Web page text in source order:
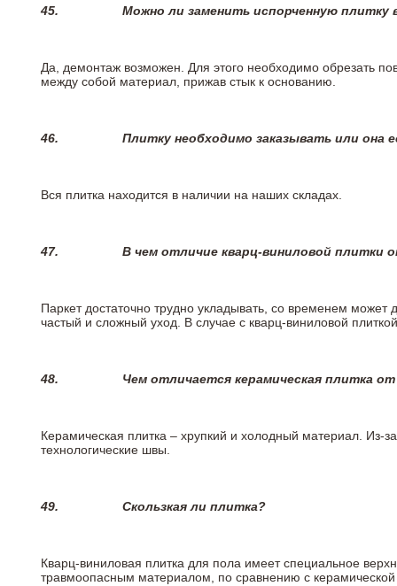
45. Можно ли заменить испорченную плитку
Да, демонтаж возможен. Для этого необходимо обрезать
между собой материал, прижав стык к основанию.
46. Плитку необходимо заказывать или она
Вся плитка находится в наличии на наших складах.
47. В чем отличие кварц-виниловой плитки
Паркет достаточно трудно укладывать, со временем
частый и сложный уход. В случае с кварц-виниловой
48. Чем отличается керамическая плитка
Керамическая плитка – хрупкий и холодный материал. Из-
технологические швы.
49. Скользкая ли плитка?
Кварц-виниловая плитка для пола имеет специальное
травмоопасным материалом, по сравнению с